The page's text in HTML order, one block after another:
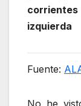
izquierda
Fuente:
No he